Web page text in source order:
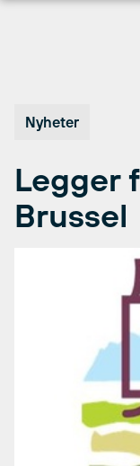
Nyheter
Legger
Brussel